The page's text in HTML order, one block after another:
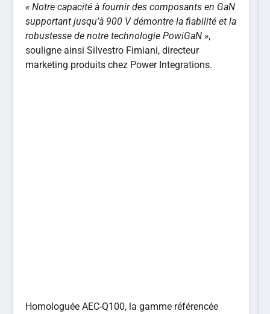
« Notre capacité à fournir des composants en GaN
supportant jusqu’à 900 V démontre la fiabilité et la
robustesse de notre technologie PowiGaN »,
souligne ainsi Silvestro Fimiani, directeur
marketing produits chez Power Integrations.
Homologuée AEC-Q100, la gamme référencée